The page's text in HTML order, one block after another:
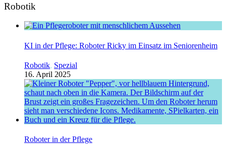
Robotik
KI in der Pflege: Roboter Ricky im Einsatz im Seniorenheim
Robotik, Spezial
16. April 2025
Roboter in der Pflege